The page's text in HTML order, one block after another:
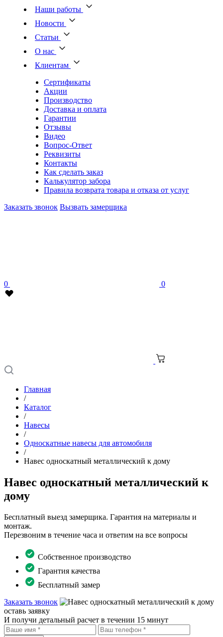
Наши работы
Новости
Статьи
О нас
Клиентам
Сертификаты
Акции
Производство
Доставка и оплата
Гарантии
Отзывы
Видео
Вопрос-Ответ
Реквизиты
Контакты
Как сделать заказ
Калькулятор забора
Правила возврата товара и отказа от услуг
Заказать звонок Вызвать замерщика
0 0
Главная
/
Каталог
/
Навесы
/
Односкатные навесы для автомобиля
/
Навес односкатный металлический к дому
Навес односкатный металлический к
дому
Бесплатный выезд замерщика. Гарантия на материалы и
монтаж.
Перезвоним в течение часа и ответим на все вопросы
Собственное производство
Гарантия качества
Бесплатный замер
Заказать звонок
оставь заявку
И получи детальный расчет в течении 15 минут